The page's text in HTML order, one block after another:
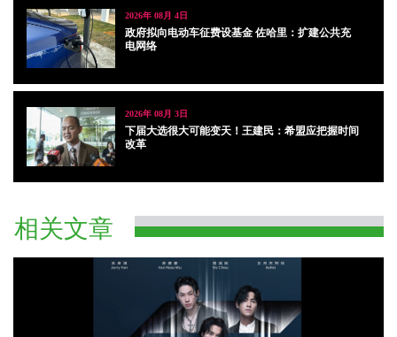
2026年 08月 4日
政府拟向电动车征费设基金 佐哈里：扩建公共充
电网络
2026年 08月 3日
下届大选很大可能变天！王建民：希盟应把握时间
改革
相关文章